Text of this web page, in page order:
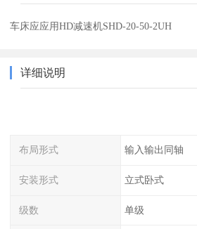
车床应应用HD减速机SHD-20-50-2UH
详细说明
布局形式 输入输出同轴
安装形式 立式卧式
级数 单级